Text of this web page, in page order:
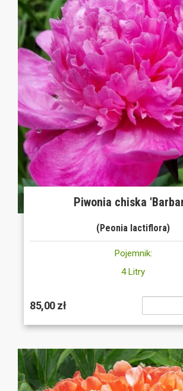
Piwonia chiska
(Peonia lactiflora)
Pojemnik:
4 Litry
85,00 zł